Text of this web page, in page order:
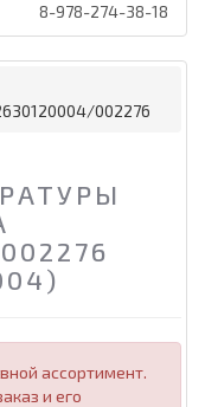
8-978-274-38-18
002276
ассортимент.
и его